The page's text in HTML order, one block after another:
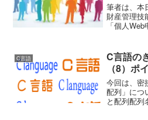
筆者は、本
財産管理技
「個人
財検定とは
検定）とは
C言語
C言語の
（8）ポ
今回は、密
配列」につ
と配列配列